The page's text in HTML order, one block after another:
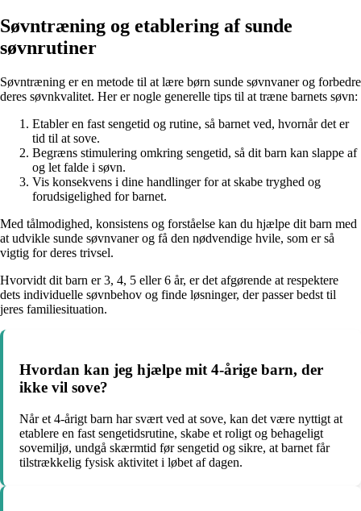
Søvntræning og etablering af sunde
søvnrutiner
Søvntræning er en metode til at lære børn sunde søvnvaner og forbedre
deres søvnkvalitet. Her er nogle generelle tips til at træne barnets søvn:
Etabler en fast sengetid og rutine, så barnet ved, hvornår det er
tid til at sove.
Begræns stimulering omkring sengetid, så dit barn kan slappe af
og let falde i søvn.
Vis konsekvens i dine handlinger for at skabe tryghed og
forudsigelighed for barnet.
Med tålmodighed, konsistens og forståelse kan du hjælpe dit barn med
at udvikle sunde søvnvaner og få den nødvendige hvile, som er så
vigtig for deres trivsel.
Hvorvidt dit barn er 3, 4, 5 eller 6 år, er det afgørende at respektere
dets individuelle søvnbehov og finde løsninger, der passer bedst til
jeres familiesituation.
Hvordan kan jeg hjælpe mit 4-årige barn, der
ikke vil sove?
Når et 4-årigt barn har svært ved at sove, kan det være nyttigt at
etablere en fast sengetidsrutine, skabe et roligt og behageligt
sovemiljø, undgå skærmtid før sengetid og sikre, at barnet får
tilstrækkelig fysisk aktivitet i løbet af dagen.